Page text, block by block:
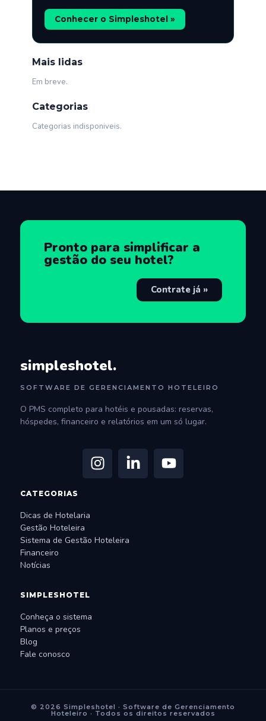
Conhecer o Simpleshotel »
Mais lidas
Em breve.
Categorias
Categorias indisponiveis.
Pronto para simplificar a
gestão do seu hotel?
Contrate já »
simpleshotel.
SOFTWARE DE GERENCIAMENTO HOTELEIRO
O PMS completo para hotéis e pousadas: reservas,
hóspedes, financeiro e relatórios em um só lugar.
CATEGORIAS
Dicas de Hotelaria
Gestão Hoteleira
Sistema de Gestão Hoteleira
Financeiro
Notícias
SIMPLESHOTEL
Conheça o sistema
Planos e preços
Blog
Fale conosco
© 2026 Simpleshotel · Software de Gerenciamento
Hoteleiro · Todos os direitos reservados